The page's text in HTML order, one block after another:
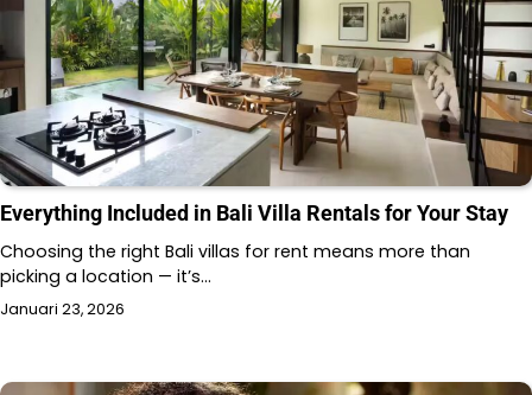
Everything Included in Bali Villa Rentals for Your Stay
Choosing the right Bali villas for rent means more than
picking a location — it’s…
Januari 23, 2026